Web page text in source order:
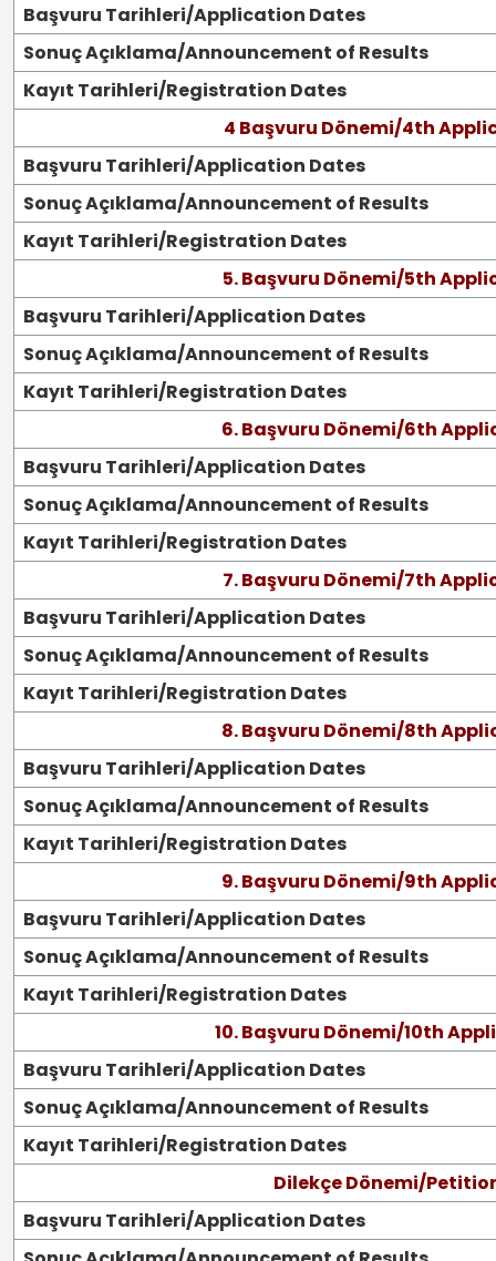
Başvuru Tarihleri/Application Dates
Sonuç Açıklama/Announcement of Results
Kayıt Tarihleri/Registration Dates
4 Başvuru Dönemi/4th
Başvuru Tarihleri/Application Dates
Sonuç Açıklama/Announcement of Results
Kayıt Tarihleri/Registration Dates
5. Başvuru Dönemi/5th
Başvuru Tarihleri/Application Dates
Sonuç Açıklama/Announcement of Results
Kayıt Tarihleri/Registration Dates
6. Başvuru Dönemi/6th
Başvuru Tarihleri/Application Dates
Sonuç Açıklama/Announcement of Results
Kayıt Tarihleri/Registration Dates
7. Başvuru Dönemi/7th
Başvuru Tarihleri/Application Dates
Sonuç Açıklama/Announcement of Results
Kayıt Tarihleri/Registration Dates
8. Başvuru Dönemi/8th
Başvuru Tarihleri/Application Dates
Sonuç Açıklama/Announcement of Results
Kayıt Tarihleri/Registration Dates
9. Başvuru Dönemi/9th
Başvuru Tarihleri/Application Dates
Sonuç Açıklama/Announcement of Results
Kayıt Tarihleri/Registration Dates
10. Başvuru Dönemi/10th
Başvuru Tarihleri/Application Dates
Sonuç Açıklama/Announcement of Results
Kayıt Tarihleri/Registration Dates
Dilekçe Dönemi/
Başvuru Tarihleri/Application Dates